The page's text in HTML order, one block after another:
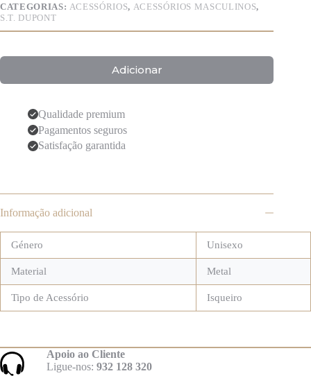
CATEGORIAS: ACESSÓRIOS, ACESSÓRIOS MASCULINOS,
S.T. DUPONT
Adicionar
Qualidade premium
Pagamentos seguros
Satisfação garantida
Informação adicional
Género Unisexo
Material Metal
Tipo de Acessório Isqueiro
Apoio ao Cliente
Ligue-nos: 932 128 320